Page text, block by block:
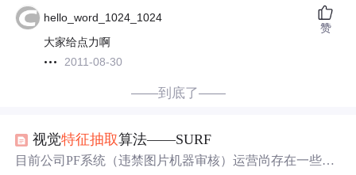
hello_word_1024_1024
大家给点力啊
2011-08-30
赞
——到底了——
视觉特征抽取算法——SURF
目前公司PF系统（违禁图片机器审核）运营尚存在一些问